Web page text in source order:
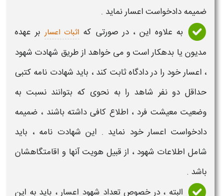
ضمیمه دادخواستاعسارنماید .
به علاوه این ، در صورتی که اثبات اعساربر عهده
مدیون یا بدهکار است و می خواهد از طریق شهادت شهود
،اعسارخود را در دادگاهثابت کند ، باید شهادت نامه کتبی
حداقل دو نفر شاهد را به نحوی که بتوانند نسبت به
وضعیت معیشت فرد ، اطلاع کافی داشته باشند ، ضمیمه
دادخواست اعسارخود نماید . این شهادت نامه ، باید
شامل اطلاعات شهود، از قبیل هویت آنها و اقامتگاهشان
باشد .
البته ، در خصوصتعداد شهود اعسار، باید به این